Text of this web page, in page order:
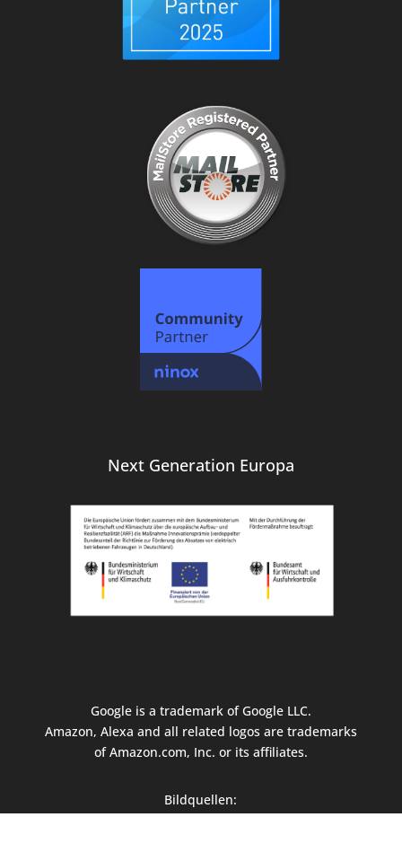
Next Generation Europa
Google is a trademark of Google LLC.
Amazon, Alexa and all related logos are trademarks
of Amazon.com, Inc. or its affiliates.
Bildquellen: